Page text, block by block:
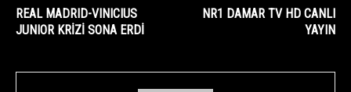
REAL MADRID-VINICIUS
JUNIOR KRİZİ SONA ERDİ
NR1 DAMAR TV HD CANLI
YAYIN